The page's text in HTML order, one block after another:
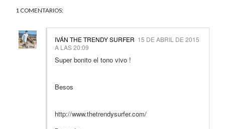
1 COMENTARIOS:
IVÁN THE TRENDY SURFER 15 DE ABRIL DE 2015
A LAS 20:09
Super bonito el tono vivo !
Besos
http://www.thetrendysurfer.com/